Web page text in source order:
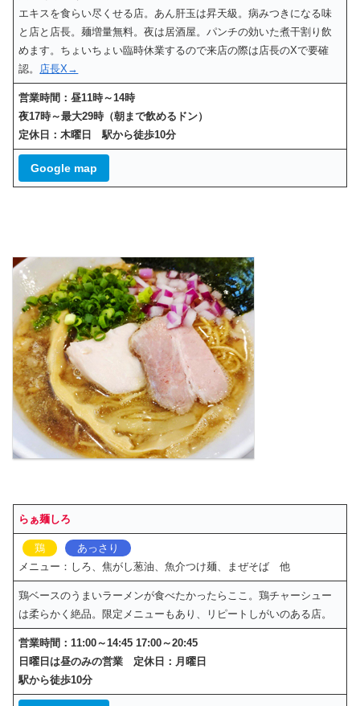
エキスを食らい尽くせる店。あん肝玉は昇天級。病みつきになる味
と店と店長。麺増量無料。夜は居酒屋。パンチの効いた煮干割り飲
めます。ちょいちょい臨時休業するので来店の際は店長のXで要確
認。 店長X→
営業時間：昼11時～14時
夜17時～最大29時（朝まで飲めるドン）
定休日：木曜日 駅から徒歩10分
Google map
らぁ麺しろ
鶏
あっさり
メニュー：しろ、焦がし葱油、魚介つけ麺、まぜそば 他
鶏ベースのうまいラーメンが食べたかったらここ。鶏チャーシュー
は柔らかく絶品。限定メニューもあり、リピートしがいのある店。
営業時間：11:00～14:45 17:00～20:45
日曜日は昼のみの営業 定休日：月曜日
駅から徒歩10分